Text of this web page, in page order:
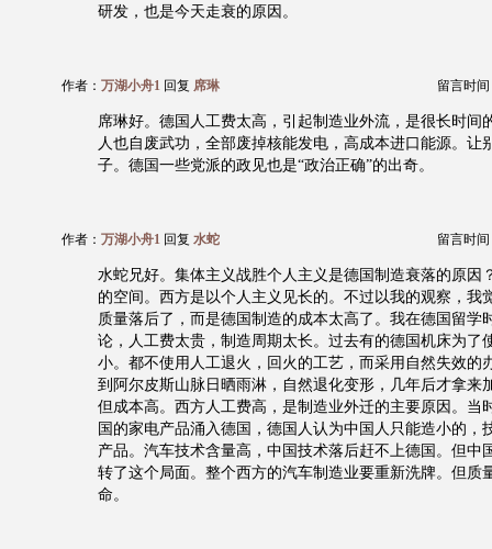
研发，也是今天走衰的原因。
作者： 万湖小舟1 回复 席琳 留言时间
席琳好。德国人工费太高，引起制造业外流，是很长时间
人也自废武功，全部废掉核能发电，高成本进口能源。让
子。德国一些党派的政见也是“政治正确”的出奇。
作者： 万湖小舟1 回复 水蛇 留言时间
水蛇兄好。集体主义战胜个人主义是德国制造衰落的原因
的空间。西方是以个人主义见长的。不过以我的观察，我
质量落后了，而是德国制造的成本太高了。我在德国留学
论，人工费太贵，制造周期太长。过去有的德国机床为了
小。都不使用人工退火，回火的工艺，而采用自然失效的
到阿尔皮斯山脉日晒雨淋，自然退化变形，几年后才拿来
但成本高。西方人工费高，是制造业外迁的主要原因。当
国的家电产品涌入德国，德国人认为中国人只能造小的，
产品。汽车技术含量高，中国技术落后赶不上德国。但中
转了这个局面。整个西方的汽车制造业要重新洗牌。但质
命。